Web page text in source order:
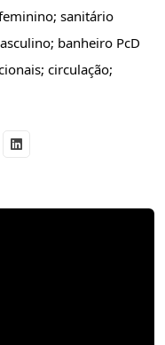
sanitário
banheiro PcD
circulação;